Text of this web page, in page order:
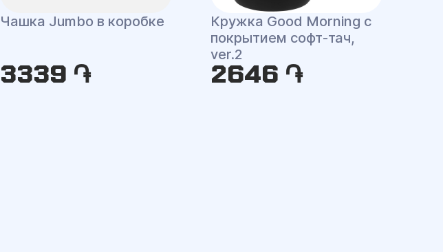
Чашка Jumbo в коробке
3339 ֏
Кружка Good Morning с
покрытием софт-тач,
ver.2
2646 ֏